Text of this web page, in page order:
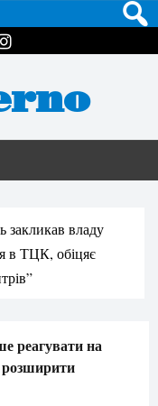
закликав владу
в ТЦК, обіцяє
реагувати на